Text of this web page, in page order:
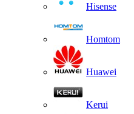
Hisense
Homtom
Huawei
Kerui